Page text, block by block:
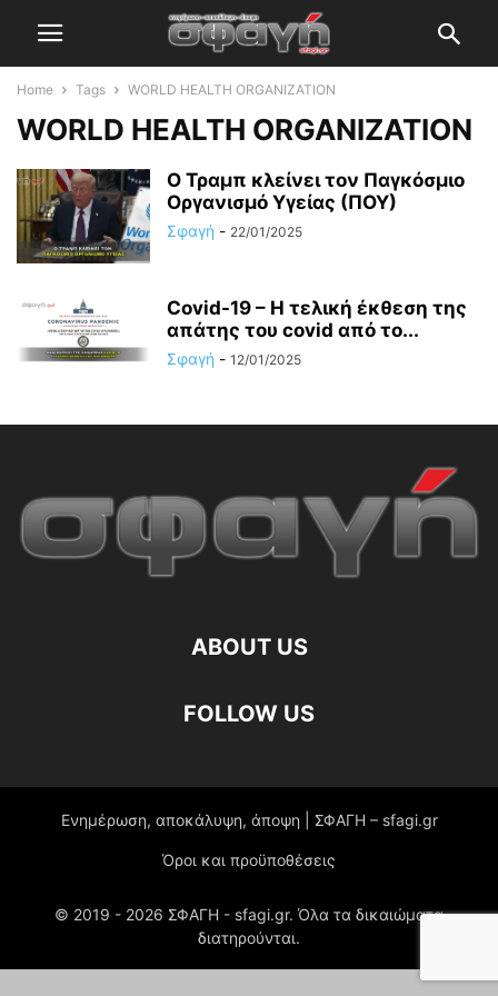
Home Tags WORLD HEALTH ORGANIZATION
WORLD HEALTH ORGANIZATION
Ο Τραμπ κλείνει τον Παγκόσμιο
Οργανισμό Υγείας (ΠΟΥ)
Σφαγή - 22/01/2025
Covid-19 – Η τελική έκθεση της
απάτης του covid από το...
Σφαγή - 12/01/2025
ABOUT US
FOLLOW US
Ενημέρωση, αποκάλυψη, άποψη | ΣΦΑΓΗ – sfagi.gr
Όροι και προϋποθέσεις
© 2019 - 2026 ΣΦΑΓΗ - sfagi.gr. Όλα τα δικαιώματα
διατηρούνται.